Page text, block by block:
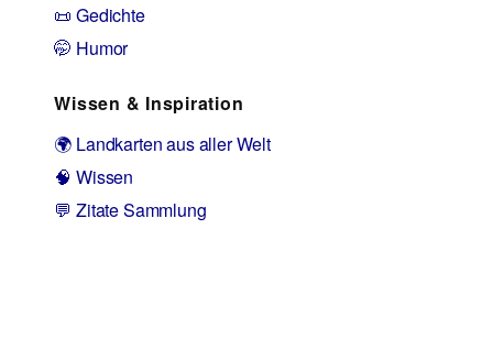
📜 Gedichte
🤭 Humor
Wissen & Inspiration
🌍 Landkarten aus aller Welt
🧠 Wissen
💬 Zitate Sammlung